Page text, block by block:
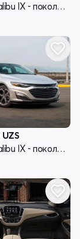
Chevrolet Malibu IX - поколение рестайлинг
UZS
Chevrolet Malibu IX - поколение рестайлинг